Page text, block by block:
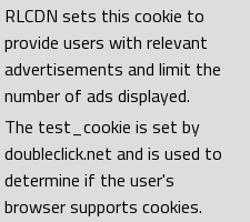
RLCDN sets this cookie to
provide users with relevant
advertisements and limit the
number of ads displayed.
The test_cookie is set by
doubleclick.net and is used to
determine if the user's
browser supports cookies.